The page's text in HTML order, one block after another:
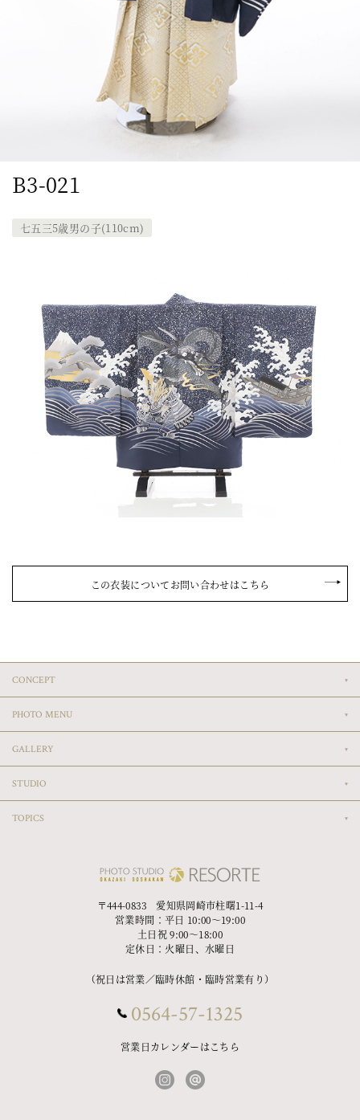
B3-021
七五三5歳男の子(110cm)
この衣装についてお問い合わせはこちら
CONCEPT
PHOTO MENU
GALLERY
STUDIO
TOPICS
〒444-0833 愛知県岡崎市柱曙1-11-4
営業時間：平日 10:00〜19:00
土日祝 9:00〜18:00
定休日：火曜日、水曜日
（祝日は営業／臨時休館・臨時営業有り）
0564-57-1325
営業日カレンダーはこちら